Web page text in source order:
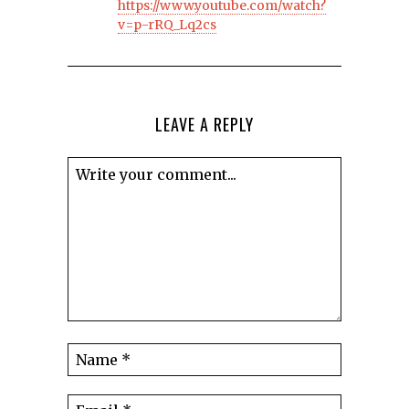
https://www.youtube.com/watch?
v=p-rRQ_Lq2cs
LEAVE A REPLY